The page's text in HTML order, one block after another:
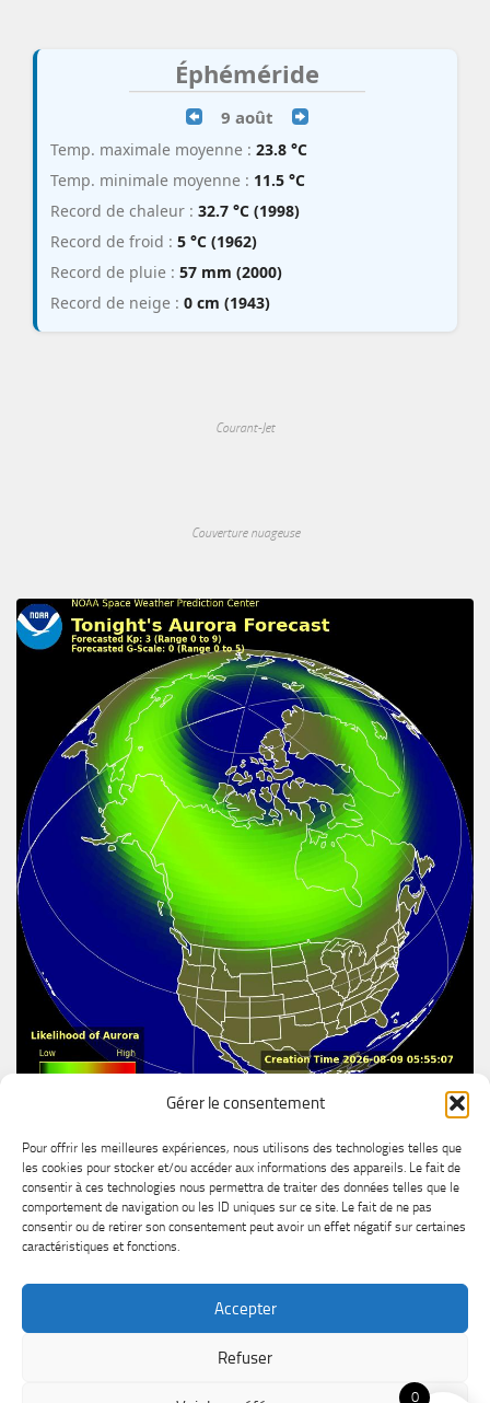
Gérer le consentement
Pour offrir les meilleures expériences, nous utilisons des technologies telles que
les cookies pour stocker et/ou accéder aux informations des appareils. Le fait de
consentir à ces technologies nous permettra de traiter des données telles que le
comportement de navigation ou les ID uniques sur ce site. Le fait de ne pas
consentir ou de retirer son consentement peut avoir un effet négatif sur certaines
caractéristiques et fonctions.
Accepter
Refuser
Éphéméride
9 août
Temp. maximale moyenne : 23.8 °C
Temp. minimale moyenne : 11.5 °C
Record de chaleur : 32.7 °C (1998)
Record de froid : 5 °C (1962)
Record de pluie : 57 mm (2000)
Record de neige : 0 cm (1943)
Courant-Jet
Couverture nuageuse
0